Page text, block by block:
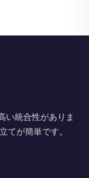
い統合性がありま
てが簡単です。